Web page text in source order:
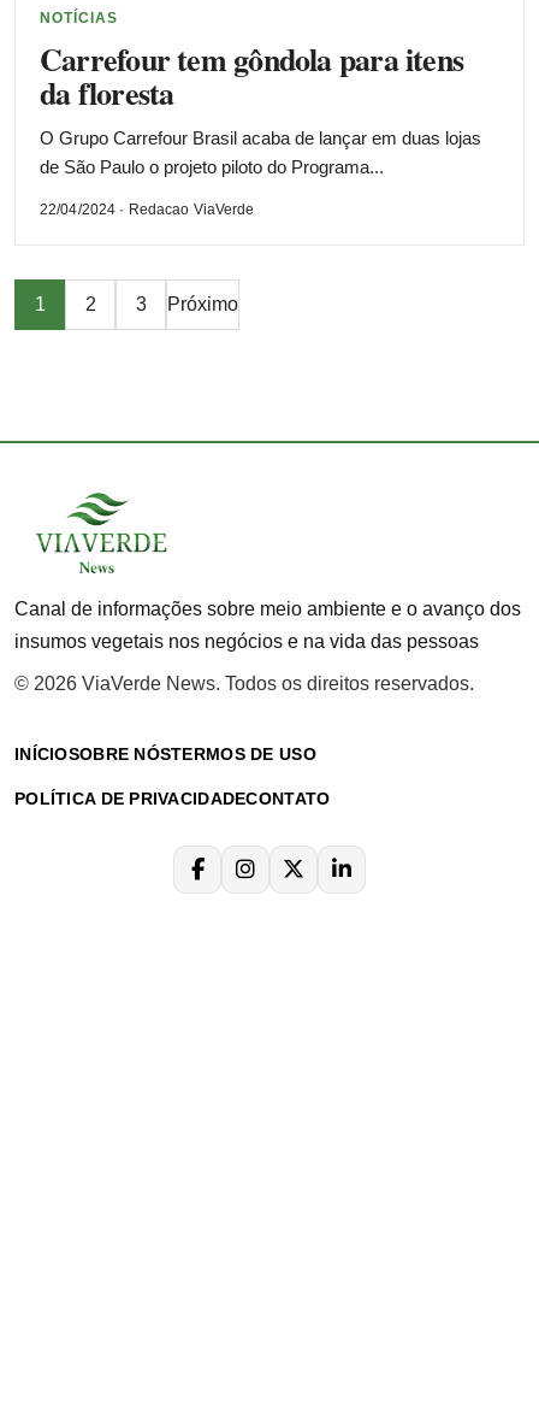
NOTÍCIAS
Carrefour tem gôndola para itens
da floresta
O Grupo Carrefour Brasil acaba de lançar em duas lojas
de São Paulo o projeto piloto do Programa...
22/04/2024 · Redacao ViaVerde
Paginação
1 2 3 Próximo
Canal de informações sobre meio ambiente e o avanço dos
insumos vegetais nos negócios e na vida das pessoas
© 2026 ViaVerde News. Todos os direitos reservados.
INÍCIOSOBRE NÓSTERMOS DE USO
POLÍTICA DE PRIVACIDADECONTATO